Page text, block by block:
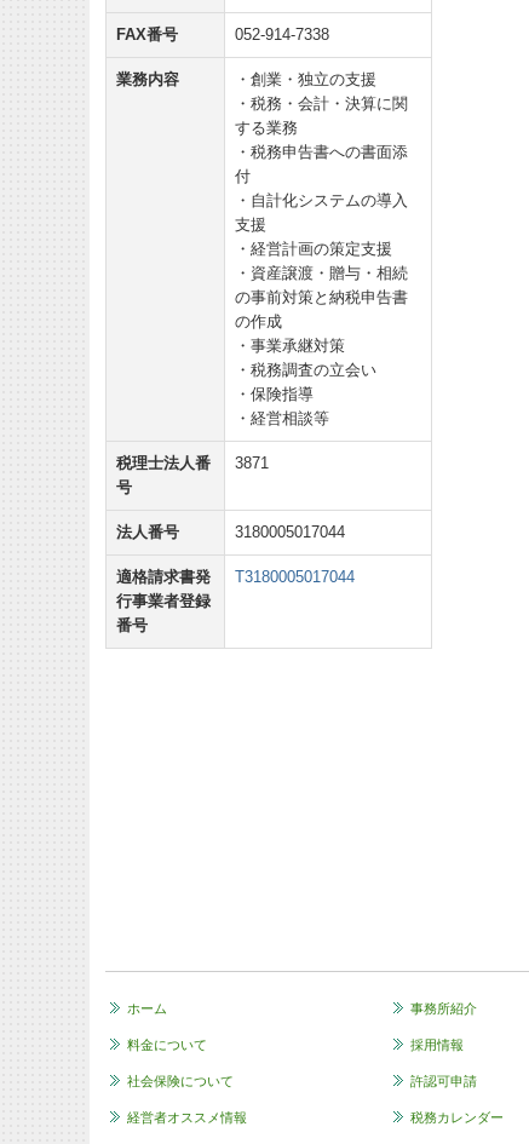
FAX番号 052-914-7338
業務内容
・創業・独立の支援
・税務・会計・決算に関
する業務
・税務申告書への書面添
付
・自計化システムの導入
支援
・経営計画の策定支援
・資産譲渡・贈与・相続
の事前対策と納税申告書
の作成
・事業承継対策
・税務調査の立会い
・保険指導
・経営相談等
税理士法人番
号
3871
法人番号 3180005017044
適格請求書発
行事業者登録
番号
T3180005017044
ホーム 事務所紹介
料金について 採用情報
社会保険について 許認可申請
経営者オススメ情報 税務カレンダー